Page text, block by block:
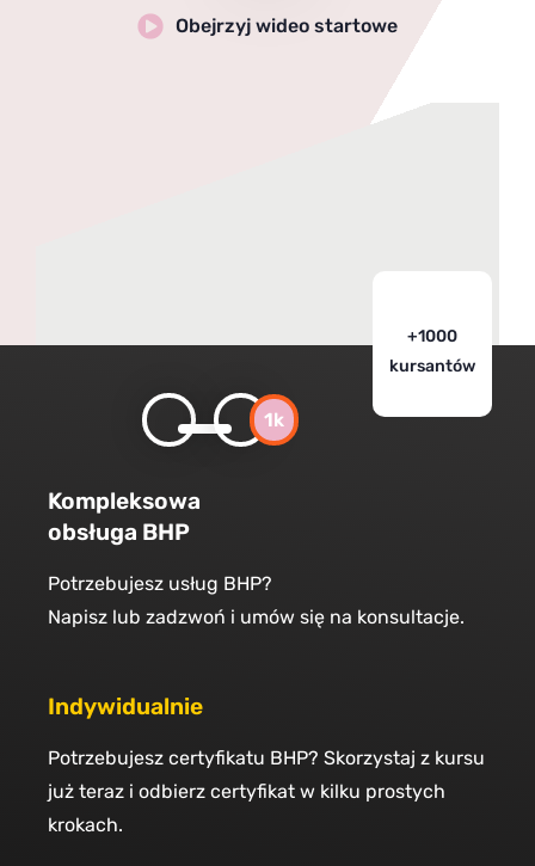
Obejrzyj wideo startowe
+1000
kursantów
1k
Indywidualnie
Potrzebujesz certyfikatu BHP? Skorzystaj z kursu
już teraz i odbierz certyfikat w kilku prostych
krokach.
Kompleksowa
obsługa BHP
Potrzebujesz usług BHP?
Napisz lub zadzwoń i umów się na konsultacje.